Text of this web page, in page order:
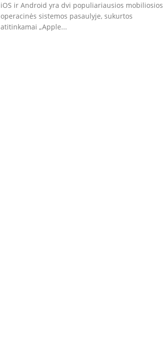
iOS ir Android yra dvi populiariausios mobiliosios
operacinės sistemos pasaulyje, sukurtos
atitinkamai „Apple...